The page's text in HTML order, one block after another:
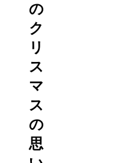
の
ク
リ
ス
マ
ス
の
思